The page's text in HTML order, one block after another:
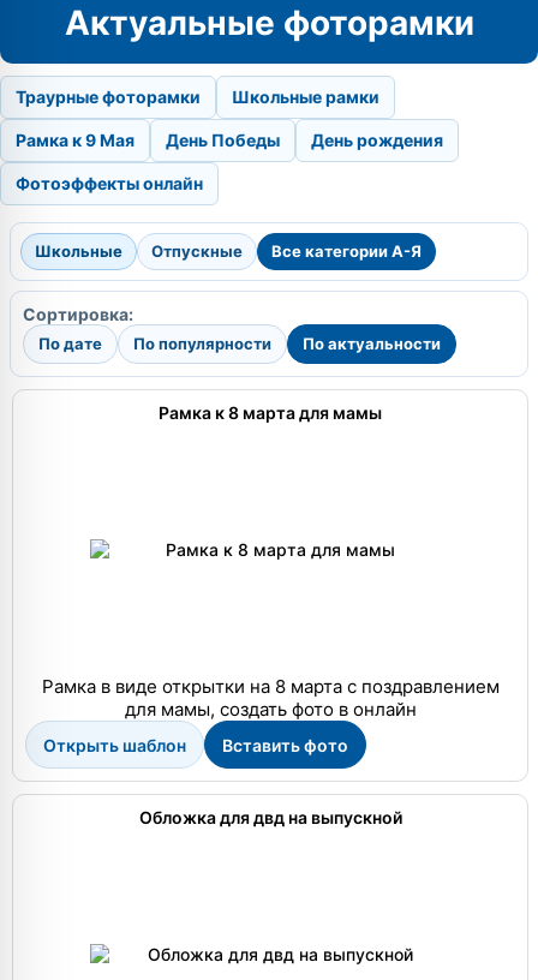
Актуальные фоторамки
Траурные фоторамки Школьные рамки
Рамка к 9 Мая День Победы День рождения
Фотоэффекты онлайн
Школьные Отпускные Все категории А-Я
Сортировка:
По дате По популярности По актуальности
Рамка к 8 марта для мамы
Рамка в виде открытки на 8 марта с поздравлением
для мамы, создать фото в онлайн
Открыть шаблон Вставить фото
Обложка для двд на выпускной